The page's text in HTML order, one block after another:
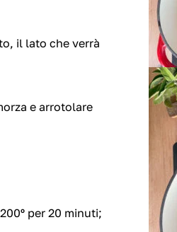
il lato che verrà
e arrotolare
per 20 minuti;